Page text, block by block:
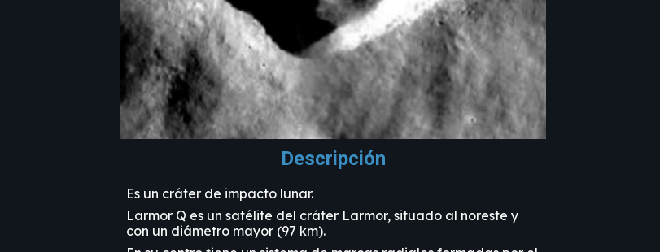
Descripción
Es un cráter de impacto lunar.
Larmor Q es un satélite del cráter Larmor, situado al noreste y
con un diámetro mayor (97 km).